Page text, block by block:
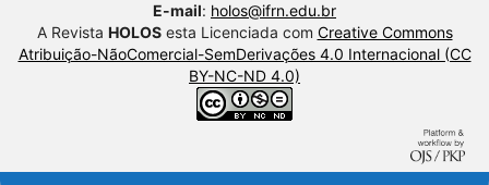
E-mail: holos@ifrn.edu.br
A Revista HOLOSesta Licenciada com Creative Commons
Atribuição-NãoComercial-SemDerivações 4.0 Internacional (CC
BY-NC-ND 4.0)